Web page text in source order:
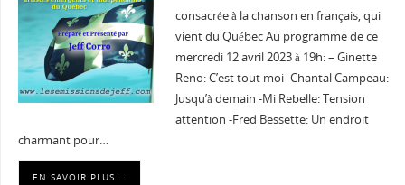
consacrée à la chanson en français, qui
vient du Québec Au programme de ce
mercredi 12 avril 2023 à 19h: – Ginette
Reno: C’est tout moi -Chantal Campeau:
Jusqu’à demain -Mi Rebelle: Tension
attention -Fred Bessette: Un endroit
charmant pour…
EN SAVOIR PLUS …